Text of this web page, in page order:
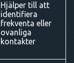
Hjälper till att
identifiera
frekventa eller
ovanliga
kontakter